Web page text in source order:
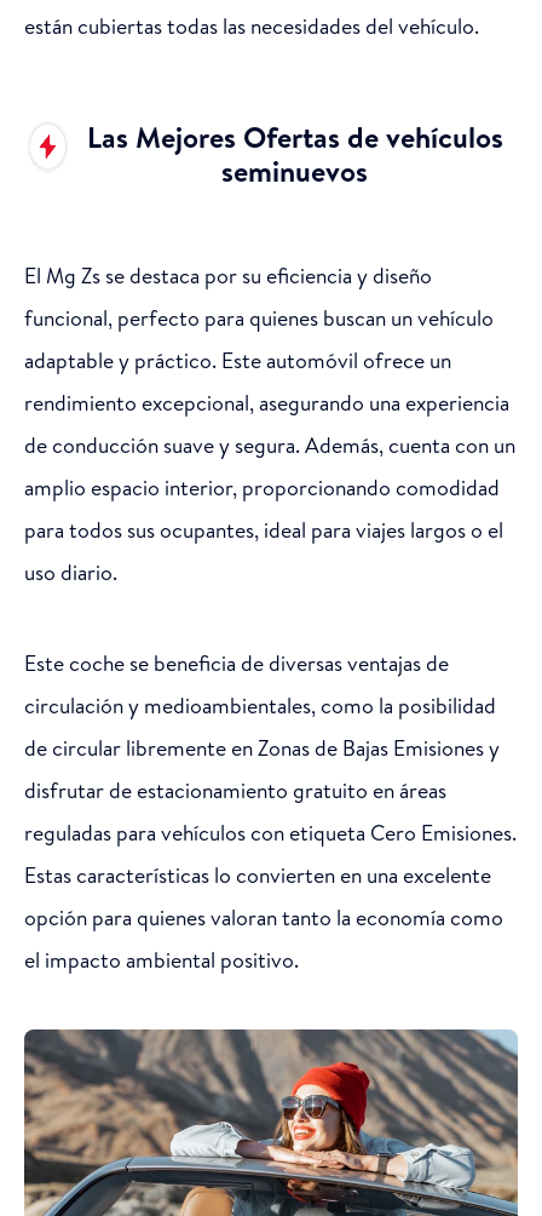
están cubiertas todas las necesidades del vehículo.
Las Mejores Ofertas de vehículos
seminuevos
El Mg Zs se destaca por su eficiencia y diseño
funcional, perfecto para quienes buscan un vehículo
adaptable y práctico. Este automóvil ofrece un
rendimiento excepcional, asegurando una experiencia
de conducción suave y segura. Además, cuenta con un
amplio espacio interior, proporcionando comodidad
para todos sus ocupantes, ideal para viajes largos o el
uso diario.
Este coche se beneficia de diversas ventajas de
circulación y medioambientales, como la posibilidad
de circular libremente en Zonas de Bajas Emisiones y
disfrutar de estacionamiento gratuito en áreas
reguladas para vehículos con etiqueta Cero Emisiones.
Estas características lo convierten en una excelente
opción para quienes valoran tanto la economía como
el impacto ambiental positivo.